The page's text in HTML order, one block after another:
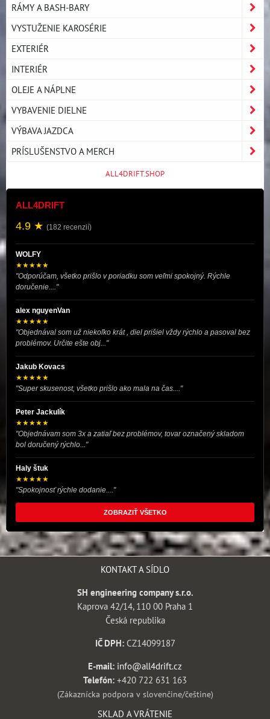
RÁMY A BASH-BARY
VYSTUŽENIE KAROSÉRIE
EXTERIÉR
INTERIÉR
OLEJE A NÁPLNE
VYBAVENIE DIELNE
VÝBAVA JAZDCA
PRÍSLUŠENSTVO A MERCH
ALL4DRIFT.SHOP
ALL4DRIFT
4.9 ★ (182 recenzií)
WOLFY
★★★★★
"Odporúčam, všetko prišlo v poriadku som veľmi spokojný. Rýchle
doručenie...."
alex nguyenVan
★★★★★
"Objednával som už niekoľko krát , diel prišiel vždy rýchlo a pasoval bez
problémov. Určite ešte obj..."
Jakub Kovacs
★★★★★
"Super skusenost, všetko prišlo ako mala na čas...."
Peter Jackulík
★★★★★
"Objednávam som 3x a zatiaľ bez problémov, tovar označený skladom
bol doručený rýchlo..."
Haly štuk
★★★★★
"Spokojnosť rýchle dodanie...."
ZOBRAZIŤ VŠETKO
KONTAKT A SÍDLO
SH engineering company s.r.o.
Kaprova 42/14, 110 00 Praha 1
Česká republika
IČ DPH:CZ14099187
E-mail: info@all4drift.cz
Telefón: +420 722 631 163
(Zákaznícka podpora v slovenčine/češtine)
SKLAD A VRÁTENIE